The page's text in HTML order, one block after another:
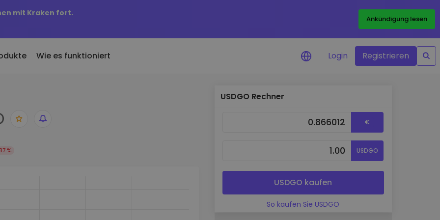
mit Kraken fort.
Ankündigung lesen
hinzugefügte
Verdienen Sie Prämien für Ihre
Kryptowährungen
Portfolio-Analyse
Wie es funktioniert Login Registrieren
%
USDGO Rechner
€
USDGO
USDGO kaufen
So kaufen Sie USDGO